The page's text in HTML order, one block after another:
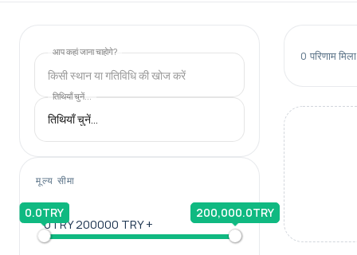
आप कहां जाना चाहाेगे?
किसी स्थान या गतिविधि की खोज करें
तिथियाँ चुनें...
मूल्य सीमा
0TRY200000 TRY +
0.0TRY 200,000.0TRY
0 परिणाम मिला